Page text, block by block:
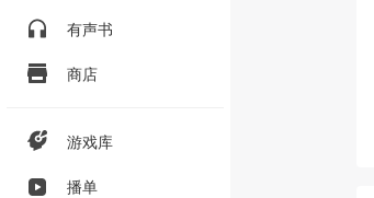
有声书
商店
游戏库
播单